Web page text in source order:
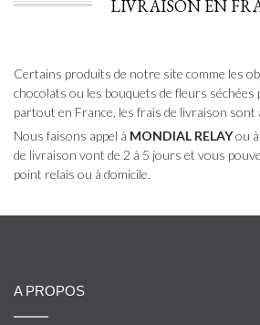
LIVRAISON EN
Certains produits de notre site comme les
chocolats ou les bouquets de fleurs
partout en France, les frais de livraison sont
Nous faisons appel à MONDIAL RELAYou à
de livraison vont de 2 à 5 jours et vous
point relais ou à domicile.
A PROPOS